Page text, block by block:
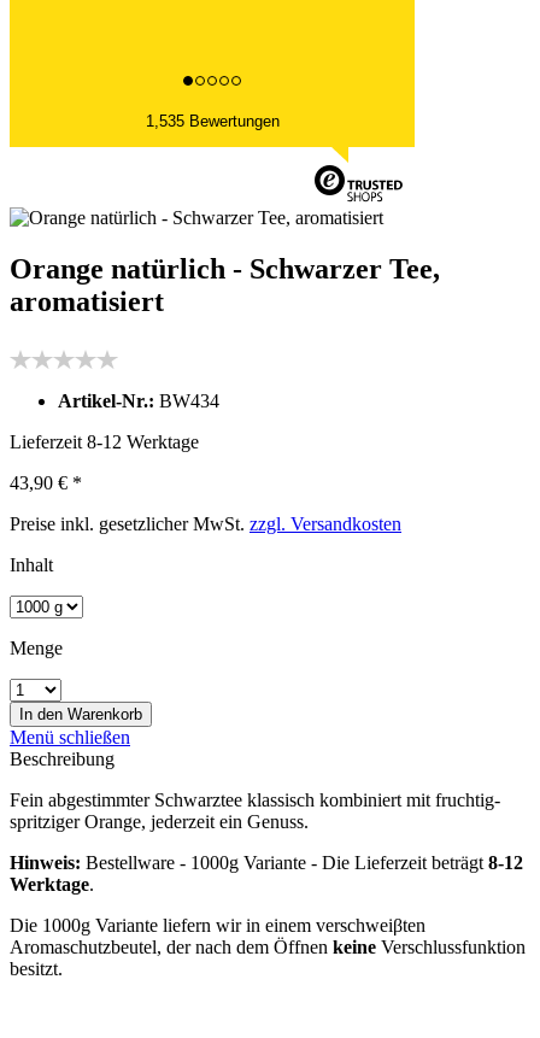
1,535 Bewertungen
Orange natürlich - Schwarzer Tee,
aromatisiert
Artikel-Nr.: BW434
Lieferzeit 8-12 Werktage
43,90 € *
Preise inkl. gesetzlicher MwSt. zzgl. Versandkosten
Inhalt
Menge
In den Warenkorb
Menü schließen
Beschreibung
Fein abgestimmter Schwarztee klassisch kombiniert mit fruchtig-
spritziger Orange, jederzeit ein Genuss.
Hinweis: Bestellware - 1000g Variante - Die Lieferzeit beträgt 8-12
Werktage.
Die 1000g Variante liefern wir in einem verschweiβten
Aromaschutzbeutel, der nach dem Öffnen keine Verschlussfunktion
besitzt.